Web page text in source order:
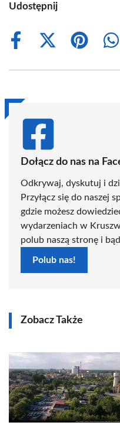
Udostępnij
Share
Share
(Twitter)
Share
Dołącz do nas na
Odkrywaj, dyskutuj i
Przyłącz się do naszej
gdzie możesz
wydarzeniach w
polub naszą stronę i
Polub nas!
Zobacz Także